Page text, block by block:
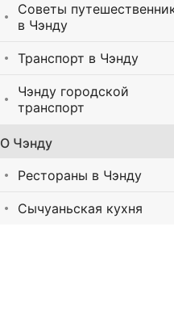
Советы
в Чэнду
Транспорт в Чэнду
Чэнду городской
транспорт
О Чэнду
Рестораны в Чэнду
Сычуаньская кухня